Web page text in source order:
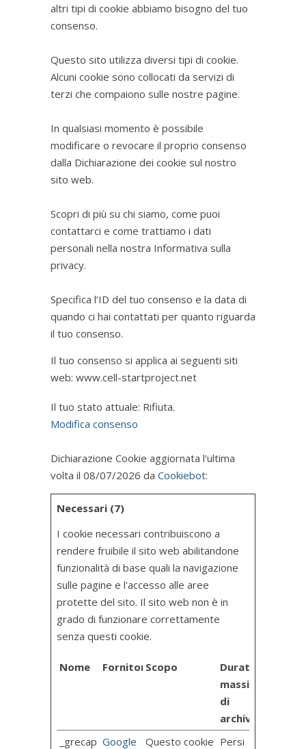
altri tipi di cookie abbiamo bisogno del tuo
consenso.
Questo sito utilizza diversi tipi di cookie.
Alcuni cookie sono collocati da servizi di
terzi che compaiono sulle nostre pagine.
In qualsiasi momento è possibile
modificare o revocare il proprio consenso
dalla Dichiarazione dei cookie sul nostro
sito web.
Scopri di più su chi siamo, come puoi
contattarci e come trattiamo i dati
personali nella nostra Informativa sulla
privacy.
Specifica l’ID del tuo consenso e la data di
quando ci hai contattati per quanto riguarda
il tuo consenso.
Il tuo consenso si applica ai seguenti siti
web: www.cell-startproject.net
Il tuo stato attuale: Rifiuta.
Modifica consenso
Dichiarazione Cookie aggiornata l'ultima
volta il 08/07/2026 da Cookiebot:
Necessari (7)
I cookie necessari contribuiscono a
rendere fruibile il sito web abilitandone
funzionalità di base quali la navigazione
sulle pagine e l'accesso alle aree
protette del sito. Il sito web non è in
grado di funzionare correttamente
senza questi cookie.
Nome FornitoreScopo
Durata
massima
di
archiviazione
_grecap Google
Questo cookie Persi